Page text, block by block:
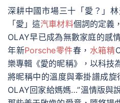
深耕中國市場三十「愛？」
「愛」這汽車材料個詞的定義
OLAY早已成為無數家庭的感
年新Porsche零件春， 水箱精
樂專輯《愛的昵稱》，以科技
將昵稱中的溫度與牽掛譜成
OLAY回家給媽媽…”溫情版與